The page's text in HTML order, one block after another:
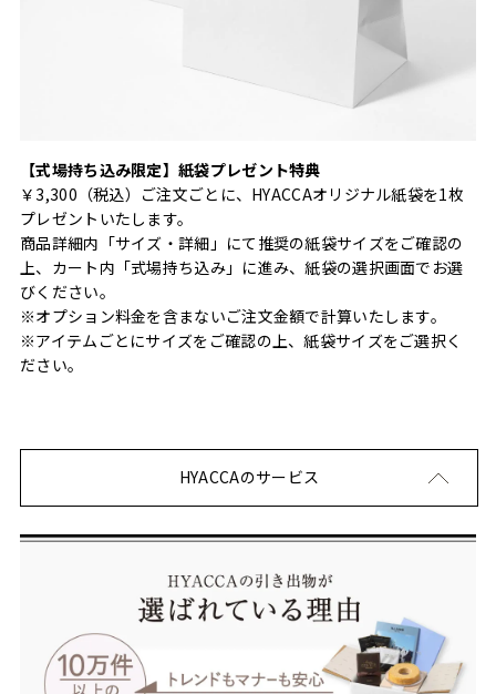
【式場持ち込み限定】紙袋プレゼント特典
￥3,300（税込）ご注文ごとに、HYACCAオリジナル紙袋を1枚
プレゼントいたします。
商品詳細内「サイズ・詳細」にて推奨の紙袋サイズをご確認の
上、カート内「式場持ち込み」に進み、紙袋の選択画面でお選
びください。
※オプション料金を含まないご注文金額で計算いたします。
※アイテムごとにサイズをご確認の上、紙袋サイズをご選択く
ださい。
HYACCAのサービス